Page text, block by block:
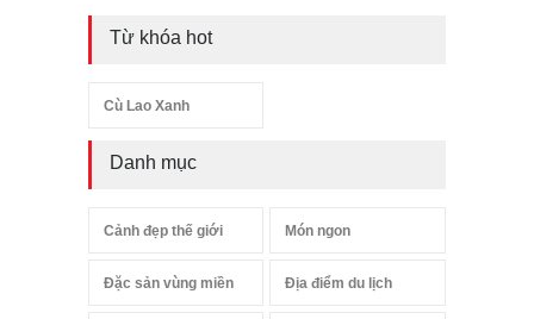
Từ khóa hot
Cù Lao Xanh
Danh mục
Cảnh đẹp thế giới Món ngon
Đặc sản vùng miền Địa điểm du lịch